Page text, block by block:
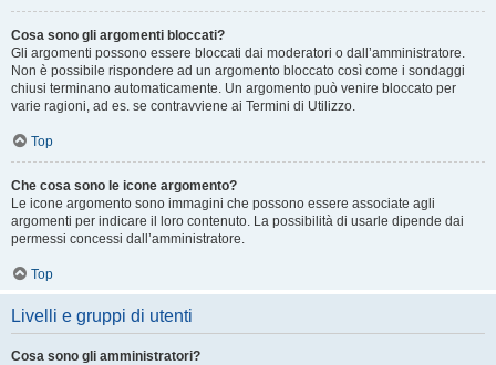
Cosa sono gli argomenti bloccati?
Gli argomenti possono essere bloccati dai moderatori o dall’amministratore.
Non è possibile rispondere ad un argomento bloccato così come i sondaggi
chiusi terminano automaticamente. Un argomento può venire bloccato per
varie ragioni, ad es. se contravviene ai Termini di Utilizzo.
Top
Che cosa sono le icone argomento?
Le icone argomento sono immagini che possono essere associate agli
argomenti per indicare il loro contenuto. La possibilità di usarle dipende dai
permessi concessi dall’amministratore.
Top
Livelli e gruppi di utenti
Cosa sono gli amministratori?